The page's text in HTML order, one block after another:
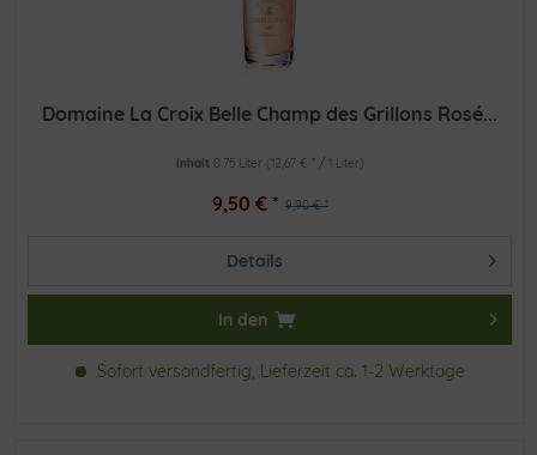
Domaine La Croix Belle Champ des Grillons Rosé...
Inhalt 0.75 Liter (12,67 € * / 1 Liter)
9,90 € *
9,50 € *
Details
In den
Sofort versandfertig, Lieferzeit ca. 1-2 Werktage